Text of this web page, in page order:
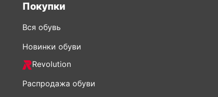
Покупки
Вся обувь
Новинки обуви
Revolution
Распродажа обуви